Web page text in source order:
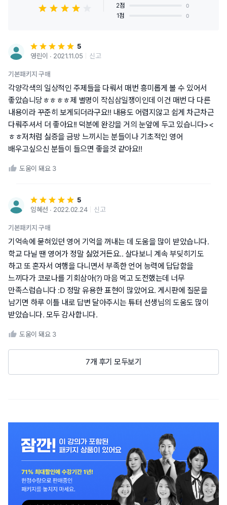
2점 0
1점 0
5
영린이 ∙ 2021.11.05
신고
기본패키지 구매
각양각색의 일상적인 주제들을 다뤄서 매번 흥미롭게 볼 수 있어서
좋았습니당ㅎㅎㅎㅎ제 별명이 작심삼일쟁이인데 이건 매번 다 다른
내용이라 꾸준히 보게되더라구요!! 내용도 어렵지않고 쉽게 차근차근
다뤄주셔서 더 좋아요!! 덕분에 완강을 거의 눈앞에 두고 있습니다><
ㅎㅎ저처럼 싫증을 금방 느끼시는 분들이나 기초적인 영어
배우고싶으신 분들이 들으면 좋을것 같아요!!
도움이 돼요 3
5
임혜선 ∙ 2022.02.24
신고
기본패키지 구매
기억속에 묻혀있던 영어 기억을 꺼내는 데 도움을 많이 받았습니다.
학교 다닐 땐 영어가 정말 싫었거든요.. 살다보니 계속 부딪히기도
하고 또 혼자서 여행을 다니면서 부족한 언어 능력에 답답함을
느끼다가 코로나를 기회삼아(?) 마음 먹고 도전했는데 너무
만족스럽습니다 :D 정말 유용한 표현이 많았어요. 게시판에 질문을
남기면 하루 이틀 내로 답변 달아주시는 튜터 선생님의 도움도 많이
받았습니다. 모두 감사합니다.
도움이 돼요 3
7개 후기 모두보기